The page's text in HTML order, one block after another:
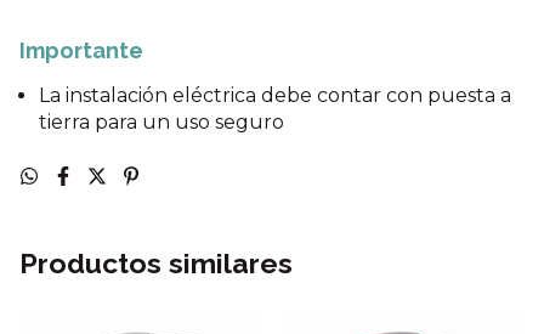
Importante
La instalación eléctrica debe contar con puesta a
tierra para un uso seguro
Productos similares